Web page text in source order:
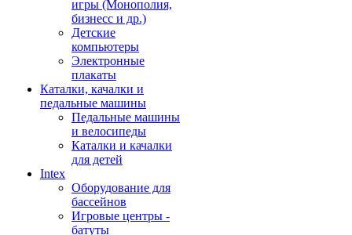
игры (Монополия,
бизнесс и др.)
Детские
компьютеры
Электронные
плакаты
Каталки, качалки и
педальные машины
Педальные машины
и велосипеды
Каталки и качалки
для детей
Intex
Оборудование для
бассейнов
Игровые центры -
батуты